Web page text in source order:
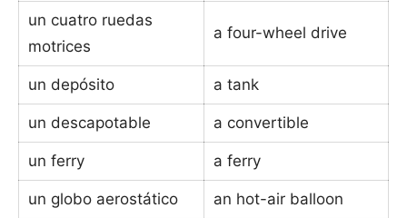
un cuatro ruedas
motrices
a four-wheel drive
un depósito a tank
un descapotable a convertible
un ferry a ferry
un globo aerostático an hot-air balloon